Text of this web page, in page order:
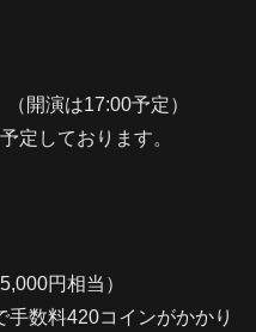
開演は17:00予定）
定しております。
円相当）
数料420コインがかかり